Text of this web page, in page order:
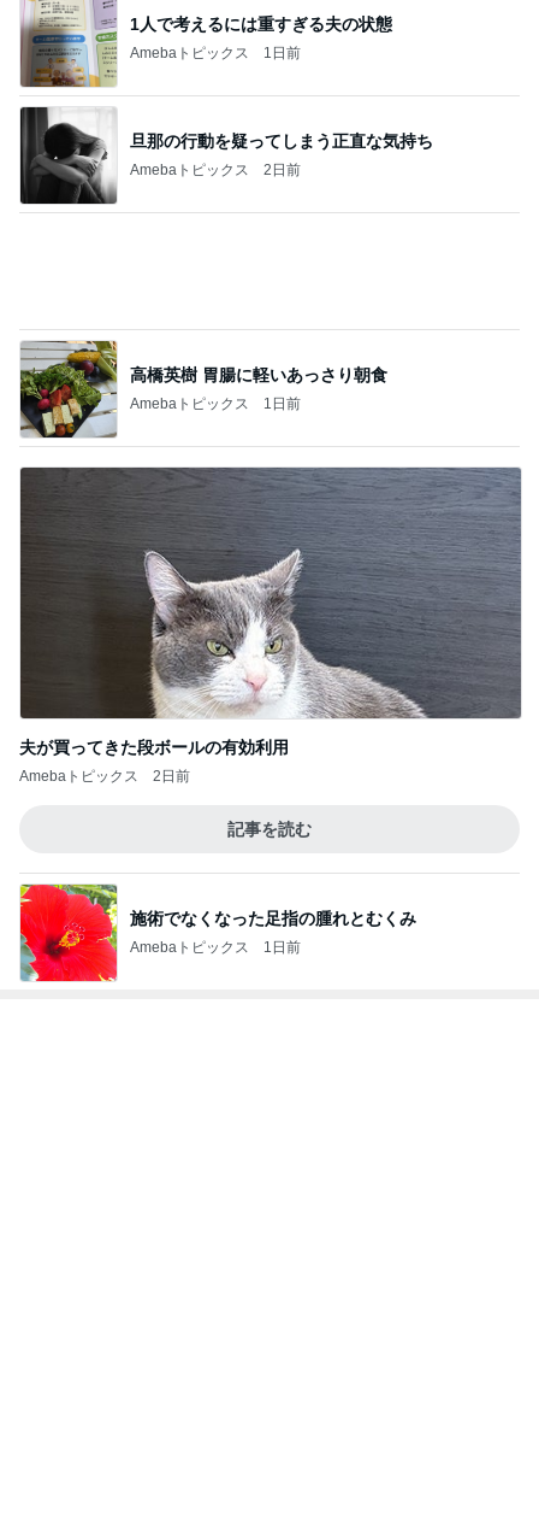
1人で考えるには重すぎる夫の状態
Amebaトピックス 1日前
旦那の行動を疑ってしまう正直な気持ち
Amebaトピックス 2日前
高橋英樹 胃腸に軽いあっさり朝食
Amebaトピックス 1日前
夫が買ってきた段ボールの有効利用
Amebaトピックス 2日前
記事を読む
施術でなくなった足指の腫れとむくみ
Amebaトピックス 1日前